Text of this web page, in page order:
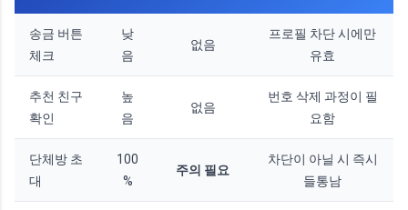
송금 버튼
체크
낮
음
없음
프로필 차단 시에만
유효
추천 친구
확인
높
음
없음
번호 삭제 과정이 필
요함
단체방 초
대
100
%
주의 필요
차단이 아닐 시 즉시
들통남